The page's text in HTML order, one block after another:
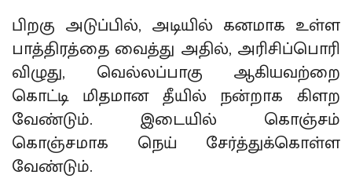
பிறகு அடுப்பில், அடியில் கனமாக உள்ள
பாத்திரத்தை வைத்து அதில், அரிசிப்பொரி
விழுது, வெல்லப்பாகு ஆகியவற்றை
கொட்டி மிதமான தீயில் நன்றாக கிளற
வேண்டும். இடையில் கொஞ்சம்
கொஞ்சமாக நெய் சேர்த்துக்கொள்ள
வேண்டும்.